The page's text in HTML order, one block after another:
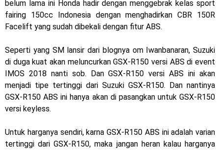
Eye Catchy & Kece Abis
perkenalkan Aerox Alpha 155 Turbo !
tinggal menunggu waktu ?
2025, harganya mantap !
belum lama ini Honda hadir dengan menggebrak kelas sport
fairing 150cc Indonesia dengan menghadirkan CBR 150R
Facelift yang sudah dibekali dengan fitur ABS.
Seperti yang SM lansir dari blognya om Iwanbanaran, Suzuki
di duga kuat akan meluncurkan GSX-R150 versi ABS di event
IMOS 2018 nanti sob. Dan GSX-R150 versi ABS ini akan
menjadi tipe tertinggi dari Suzuki GSX-R150. Dan nantinya
GSX-R150 ABS ini hanya akan di pasangkan untuk GSX-R150
versi keyless.
Untuk harganya sendiri, karna GSX-R150 ABS ini adalah varian
tertinggi dari GSX-R150, maka jangan heran kalau harganya